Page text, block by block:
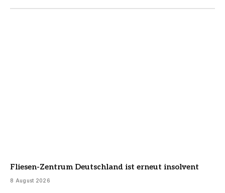
Fliesen-Zentrum Deutschland ist erneut insolvent
8 August 2026